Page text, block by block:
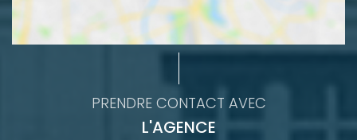
PRENDRE CONTACT AVEC
L'AGENCE